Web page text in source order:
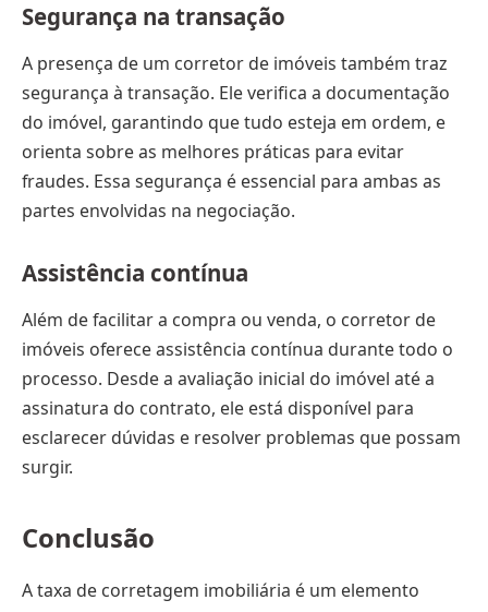
Segurança na transação
A presença de um corretor de imóveis também traz
segurança à transação. Ele verifica a documentação
do imóvel, garantindo que tudo esteja em ordem, e
orienta sobre as melhores práticas para evitar
fraudes. Essa segurança é essencial para ambas as
partes envolvidas na negociação.
Assistência contínua
Além de facilitar a compra ou venda, o corretor de
imóveis oferece assistência contínua durante todo o
processo. Desde a avaliação inicial do imóvel até a
assinatura do contrato, ele está disponível para
esclarecer dúvidas e resolver problemas que possam
surgir.
Conclusão
A taxa de corretagem imobiliária é um elemento